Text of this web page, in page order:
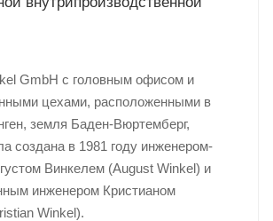
GmbH с головным офисом и
цехами, расположенными в
земля Баден-Вюртемберг,
создана в 1981 году инженером-
Винкелем (August Winkel) и
инженером Кристианом
Winkel).